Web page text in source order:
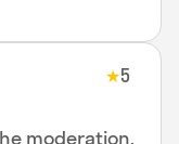
★5
moderation,